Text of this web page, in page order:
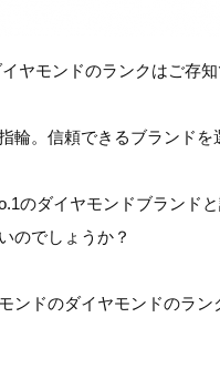
ヤモンドのランクはご存知
輪。信頼できるブランドを
のダイヤモンドブランド
のでしょうか？
ンドのダイヤモンドのラ